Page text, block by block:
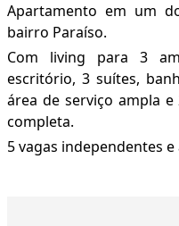
Apartamento em um
bairro Paraíso.
Com living para 3
escritório, 3 suítes,
área de serviço ampla
completa.
5 vagas independentes